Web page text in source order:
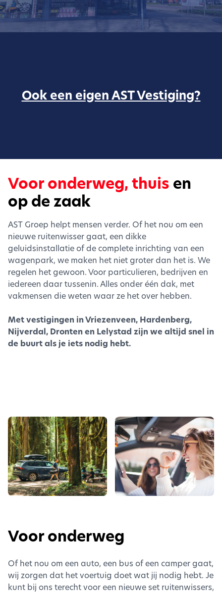
Ook een eigen AST Vestiging?
Voor onderweg, thuis en
op de zaak
AST Groep helpt mensen verder. Of het nou om een
nieuwe ruitenwisser gaat, een dikke
geluidsinstallatie of de complete inrichting van een
wagenpark, we maken het niet groter dan het is. We
regelen het gewoon. Voor particulieren, bedrijven en
iedereen daar tussenin. Alles onder één dak, met
vakmensen die weten waar ze het over hebben.
Met vestigingen in Vriezenveen, Hardenberg,
Nijverdal, Dronten en Lelystad zijn we altijd snel in
de buurt als je iets nodig hebt.
Voor onderweg
Of het nou om een auto, een bus of een camper gaat,
wij zorgen dat het voertuig doet wat jij nodig hebt. Je
kunt bij ons terecht voor een nieuwe set ruitenwissers,